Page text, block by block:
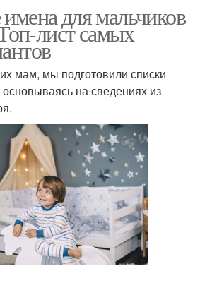
для мальчиков
лист самых
мам, мы подготовили списки
на сведениях из